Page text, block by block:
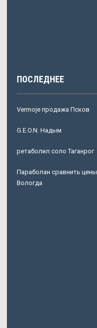
ПОСЛЕДНЕЕ
Vermoje продажа Псков
G.E.O.N. Надым
ретаболил соло Таганрог
Параболан сравнить цены
Вологда